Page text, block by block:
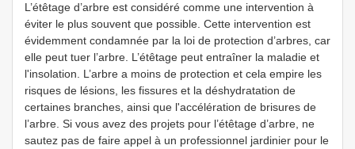
L’étêtage d’arbre est considéré comme une intervention à
éviter le plus souvent que possible. Cette intervention est
évidemment condamnée par la loi de protection d’arbres, car
elle peut tuer l’arbre. L’étêtage peut entraîner la maladie et
l'insolation. L’arbre a moins de protection et cela empire les
risques de lésions, les fissures et la déshydratation de
certaines branches, ainsi que l'accélération de brisures de
l’arbre. Si vous avez des projets pour l’étêtage d’arbre, ne
sautez pas de faire appel à un professionnel jardinier pour le